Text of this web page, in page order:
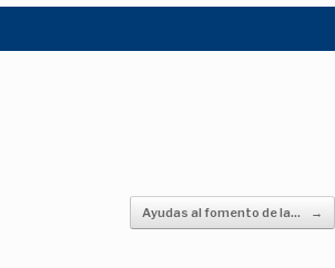
Ayudas al fomento de la… →